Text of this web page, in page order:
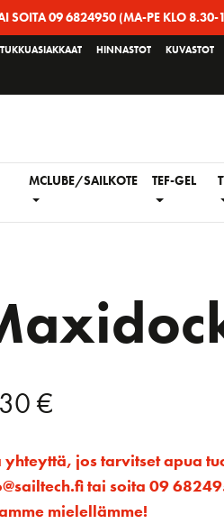
SOITA 09 6824950 (MA-PE KLO
HINNASTOT KUVASTOT
MCLUBE/SAILKOTE TEF-GEL
€
yhteyttä, jos tarvitset apua
tai soita 09
mielellämme!